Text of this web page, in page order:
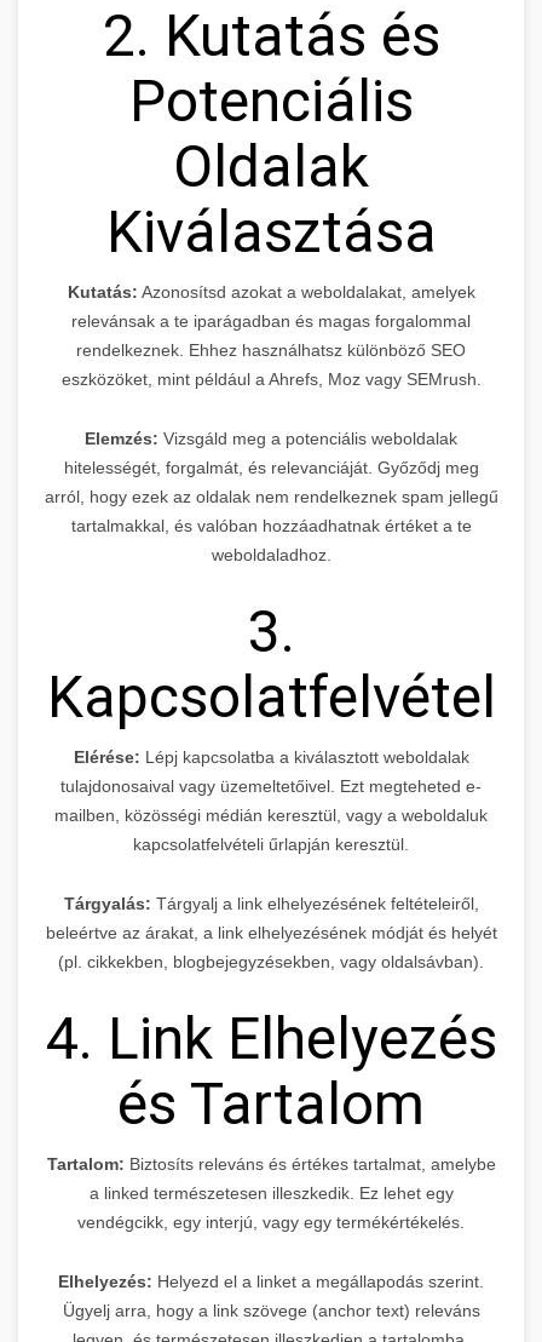
2. Kutatás és
Potenciális
Oldalak
Kiválasztása
Kutatás: Azonosítsd azokat a weboldalakat, amelyek
relevánsak a te iparágadban és magas forgalommal
rendelkeznek. Ehhez használhatsz különböző SEO
eszközöket, mint például a Ahrefs, Moz vagy SEMrush.
Elemzés: Vizsgáld meg a potenciális weboldalak
hitelességét, forgalmát, és relevanciáját. Győződj meg
arról, hogy ezek az oldalak nem rendelkeznek spam jellegű
tartalmakkal, és valóban hozzáadhatnak értéket a te
weboldaladhoz.
3.
Kapcsolatfelvétel
Elérése: Lépj kapcsolatba a kiválasztott weboldalak
tulajdonosaival vagy üzemeltetőivel. Ezt megteheted e-
mailben, közösségi médián keresztül, vagy a weboldaluk
kapcsolatfelvételi űrlapján keresztül.
Tárgyalás: Tárgyalj a link elhelyezésének feltételeiről,
beleértve az árakat, a link elhelyezésének módját és helyét
(pl. cikkekben, blogbejegyzésekben, vagy oldalsávban).
4. Link Elhelyezés
és Tartalom
Tartalom: Biztosíts releváns és értékes tartalmat, amelybe
a linked természetesen illeszkedik. Ez lehet egy
vendégcikk, egy interjú, vagy egy termékértékelés.
Elhelyezés: Helyezd el a linket a megállapodás szerint.
Ügyelj arra, hogy a link szövege (anchor text) releváns